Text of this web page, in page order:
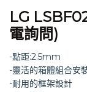
LG
電詢問)
-點距:2.5mm
-靈活的箱體組合安
-耐用的框架設計